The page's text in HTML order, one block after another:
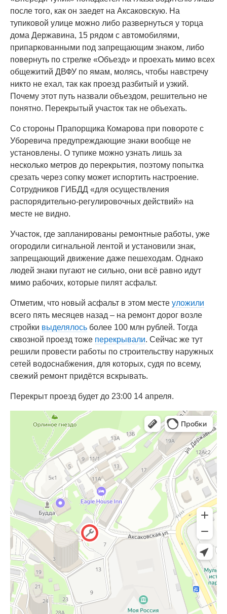
после того, как он заедет на Аксаковскую. На
тупиковой улице можно либо развернуться у торца
дома Державина, 15 рядом с автомобилями,
припаркованными под запрещающим знаком, либо
повернуть по стрелке «Объезд» и проехать мимо всех
общежитий ДВФУ по ямам, молясь, чтобы навстречу
никто не ехал, так как проезд разбитый и узкий.
Почему этот путь назвали объездом, решительно не
понятно. Перекрытый участок так не объехать.
Со стороны Прапорщика Комарова при повороте с
Уборевича предупреждающие знаки вообще не
установлены. О тупике можно узнать лишь за
несколько метров до перекрытия, поэтому попытка
срезать через сопку может испортить настроение.
Сотрудников ГИБДД «для осуществления
распорядительно-регулировочных действий» на
месте не видно.
Участок, где запланированы ремонтные работы, уже
огородили сигнальной лентой и установили знак,
запрещающий движение даже пешеходам. Однако
людей знаки пугают не сильно, они всё равно идут
мимо рабочих, которые пилят асфальт.
Отметим, что новый асфальт в этом месте уложили
всего пять месяцев назад – на ремонт дорог возле
стройки выделялось более 100 млн рублей. Тогда
сквозной проезд тоже перекрывали. Сейчас же тут
решили провести работы по строительству наружных
сетей водоснабжения, для которых, судя по всему,
свежий ремонт придётся вскрывать.
Перекрыт проезд будет до 23:00 14 апреля.